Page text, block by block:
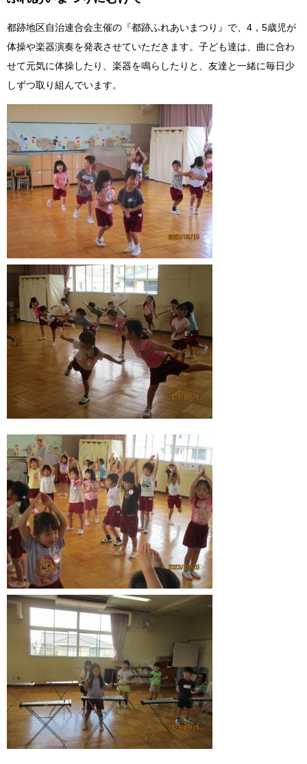
都跡地区自治連合会主催の『都跡ふれあいまつり』で、4，5歳児が
体操や楽器演奏を発表させていただきます。子ども達は、曲に合わ
せて元気に体操したり、楽器を鳴らしたりと、友達と一緒に毎日少
しずつ取り組んでいます。